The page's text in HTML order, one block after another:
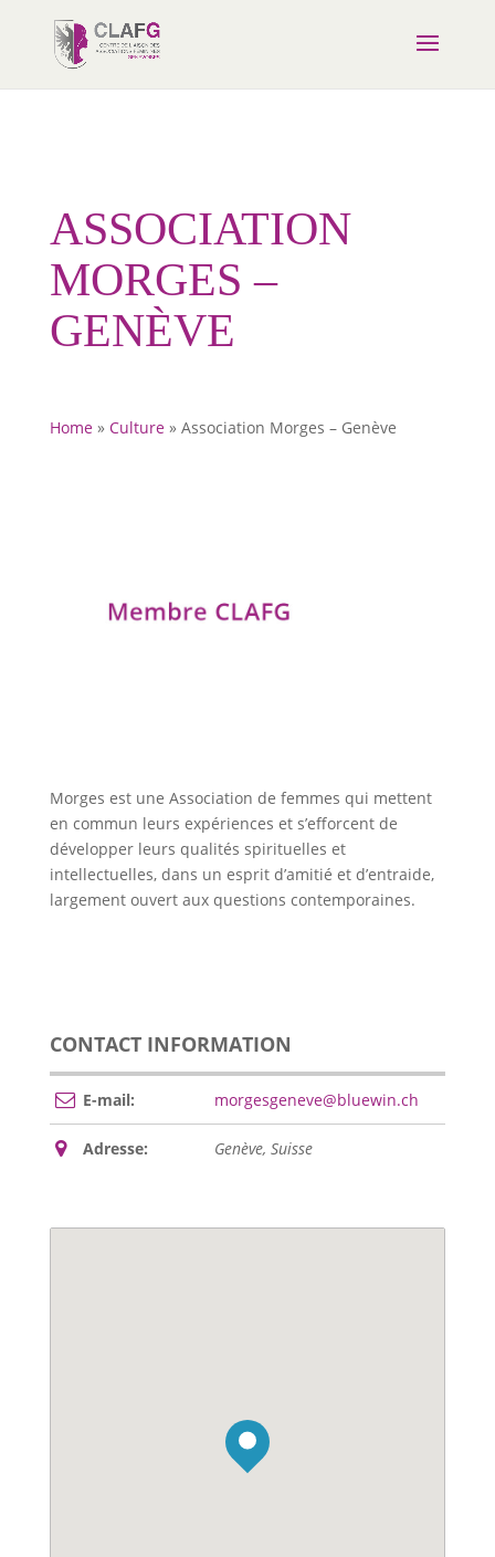
ASSOCIATION
MORGES –
GENÈVE
Home» Culture» Association Morges – Genève
Morges est une Association de femmes qui mettent
en commun leurs expériences et s’efforcent de
développer leurs qualités spirituelles et
intellectuelles, dans un esprit d’amitié et d’entraide,
largement ouvert aux questions contemporaines.
CONTACT INFORMATION
E-mail: morgesgeneve@bluewin.ch
Adresse: Genève, Suisse